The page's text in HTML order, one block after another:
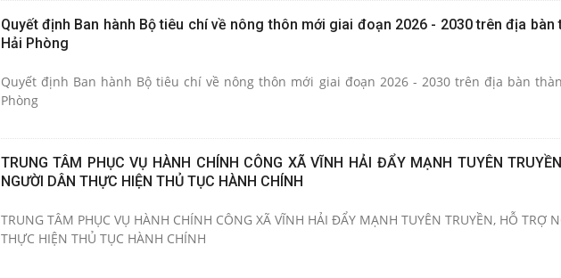
Quyết định Ban hành Bộ tiêu chí về nông thôn mới giai đoạn 2026 - 2030 trên địa bàn
Hải Phòng
Quyết định Ban hành Bộ tiêu chí về nông thôn mới giai đoạn 2026 - 2030 trên địa bàn
Phòng
TRUNG TÂM PHỤC VỤ HÀNH CHÍNH CÔNG XÃ VĨNH HẢI ĐẨY MẠNH TUYÊN
NGƯỜI DÂN THỰC HIỆN THỦ TỤC HÀNH CHÍNH
TRUNG TÂM PHỤC VỤ HÀNH CHÍNH CÔNG XÃ VĨNH HẢI ĐẨY MẠNH TUYÊN TRUYỀN, HỖ TRỢ
THỰC HIỆN THỦ TỤC HÀNH CHÍNH